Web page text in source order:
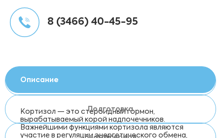
8 (3466) 40-45-95
Описание
Кортизол — это стероидный гормон,
вырабатываемый корой надпочечников.
Важнейшими функциями кортизола являются
участие в регуляции энергетического обмена,
Подготовка